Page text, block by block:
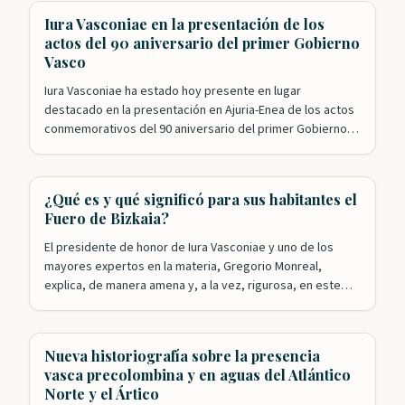
Iura Vasconiae en la presentación de los
actos del 90 aniversario del primer Gobierno
Vasco
Iura Vasconiae ha estado hoy presente en lugar
destacado en la presentación en Ajuria-Enea de los actos
conmemorativos del 90 aniversario del primer Gobierno
presidido por José Antonio Agirre en la…
¿Qué es y qué significó para sus habitantes el
Fuero de Bizkaia?
El presidente de honor de Iura Vasconiae y uno de los
mayores expertos en la materia, Gregorio Monreal,
explica, de manera amena y, a la vez, rigurosa, en este
Nueva historiografía sobre la presencia
vasca precolombina y en aguas del Atlántico
Norte y el Ártico